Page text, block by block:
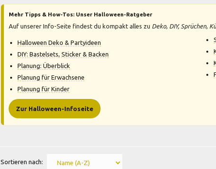
Mehr Tipps & How-Tos: Unser Halloween-Ratgeber
Auf unserer Info-Seite findest du kompakt alles zu Deko, DIY, Sprüchen,
Halloween Deko & Partyideen
DIY: Bastelsets, Sticker & Backen
Planung: Überblick
Planung für Erwachsene
Planung für Kinder
Zur Halloween-Infoseite
Sortieren nach: